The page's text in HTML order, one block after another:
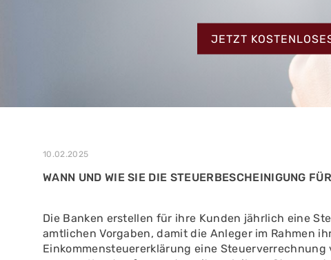
JETZT
MEHR ERFAHREN
ZUM TESTBERICHT
MEHR ERFAHREN
10.02.2025
WANN UND WIE SIE DIE STEUERBESCHEINIGUNG
Die Banken erstellen für ihre Kunden jährlich eine
amtlichen Vorgaben, damit die Anleger im Rahmen
Einkommensteuererklärung eine Steuerverrechnung